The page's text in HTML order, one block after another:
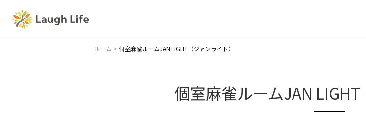
ホーム > 個室麻雀ルームJAN LIGHT（ジャンライト）
個室麻雀ルームJAN LIGHT